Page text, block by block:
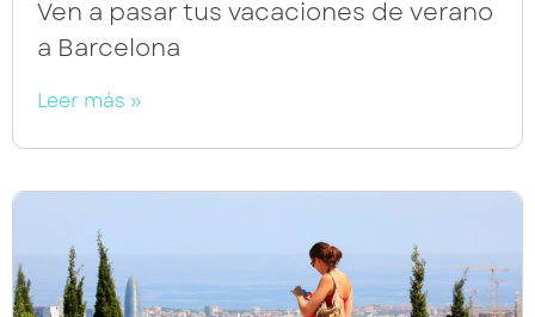
Ven a pasar tus vacaciones de verano
a Barcelona
Leer más »